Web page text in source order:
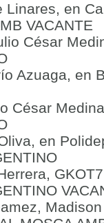
en
VACANTE
César
Azuaga, en
César
en